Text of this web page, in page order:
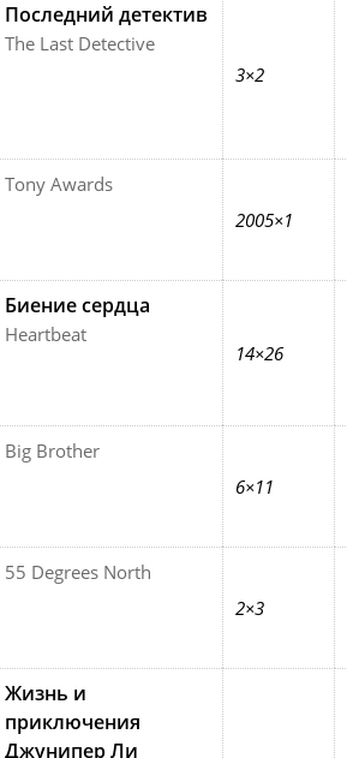
Последний детектив
The Last Detective
3×2
Tony Awards
2005×1
Биение сердца
Heartbeat
14×26
Big Brother
6×11
55 Degrees North
2×3
Жизнь и
приключения
Джунипер Ли